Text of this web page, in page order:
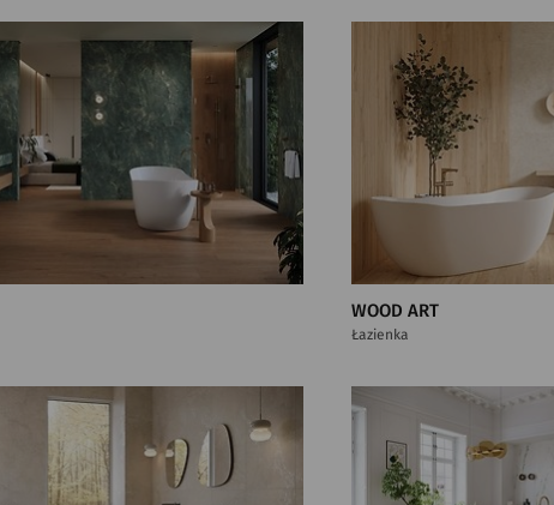
WOOD ART
Łazienka